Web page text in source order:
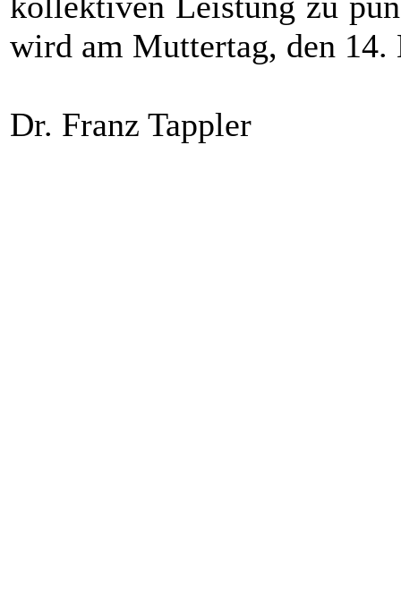
wird am Muttertag, den
Dr. Franz Tappler